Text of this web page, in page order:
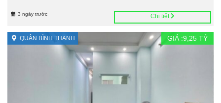
3 ngày trước Chi tiết
QUẬN BÌNH THẠNH GIÁ :9,25 TỶ